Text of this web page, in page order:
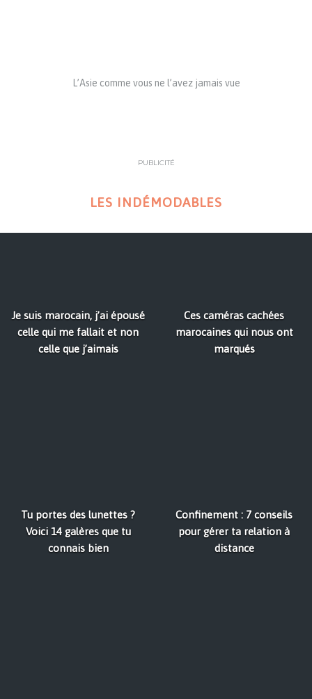
L’Asie comme vous ne l’avez jamais vue
PUBLICITÉ
LES INDÉMODABLES
Je suis marocain, j’ai épousé
celle qui me fallait et non
celle que j’aimais
Ces caméras cachées
marocaines qui nous ont
marqués
Tu portes des lunettes ?
Voici 14 galères que tu
connais bien
Confinement : 7 conseils
pour gérer ta relation à
distance